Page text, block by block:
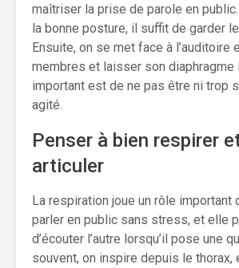
maîtriser la prise de parole en
la bonne posture, il suffit de garder
Ensuite, on se met face à l’auditoire
membres et laisser son diaphragme
important est de ne pas être ni trop
agité.
Penser à bien respirer
articuler
La respiration joue un rôle important
parler en public sans stress, et elle
d’écouter l’autre lorsqu’il pose une
souvent, on inspire depuis le thorax,